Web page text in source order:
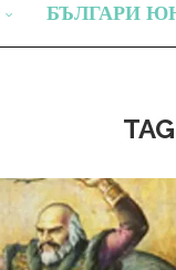
БЪЛГАРИ